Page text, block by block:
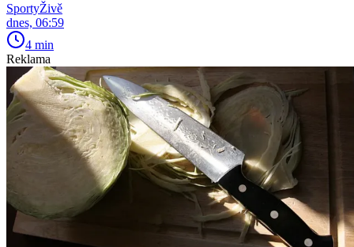
SportyŽivě
dnes, 06:59
4 min
Reklama